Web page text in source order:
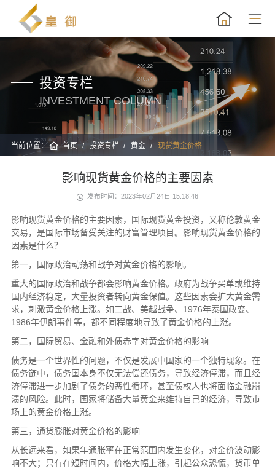
投资专栏
INVESTMENT COLUMN
当前位置： 首页 投资专栏 黄金 现货黄金价格
影响现货黄金价格的主要因素
发布时间：2023年02月24日 15:18:46
影响现货黄金价格的主要因素，国际现货黄金投资，又称伦敦黄金
交易，是国际市场备受关注的财富管理项目。影响现货黄金价格的
因素是什么？
第一，国际政治动荡和战争对黄金价格的影响。
重大的国际政治和战争都会影响黄金价格。政府为战争买单或维持
国内经济稳定，大量投资者转向黄金保值。这些因素会扩大黄金需
求，刺激黄金价格上涨。如二战、美越战争、1976年泰国政变、
1986年伊朗事件等，都不同程度地导致了黄金价格的上涨。
第二，国际贸易、金融和外债赤字对黄金价格的影响
债务是一个世界性的问题，不仅是发展中国家的一个独特现象。在
债务链中，债务国本身不仅无法偿还债务，导致经济停滞，而且经
济停滞进一步加剧了债务的恶性循环，甚至债权人也将面临金融崩
溃的风险。此时，国家将储备大量黄金来维持自己的经济，导致市
场上的黄金价格上涨。
第三，通货膨胀对黄金价格的影响
从长远来看，如果年通胀率在正常范围内发生变化，对金价波动影
响不大；只有在短时间内，价格大幅上涨，引起公众恐慌，货币单